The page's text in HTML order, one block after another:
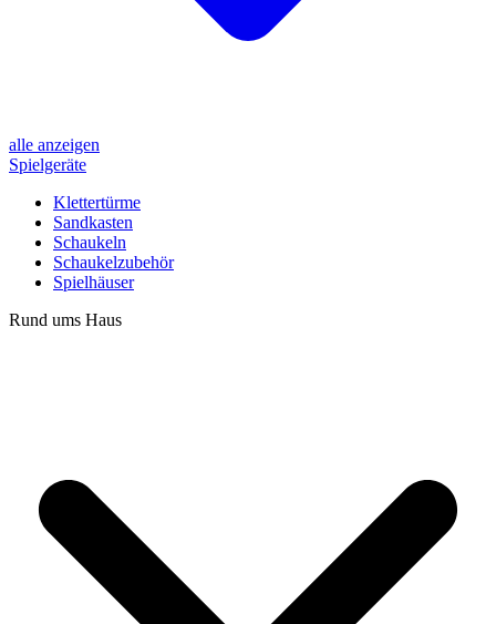
alle anzeigen
Spielgeräte
Klettertürme
Sandkasten
Schaukeln
Schaukelzubehör
Spielhäuser
Rund ums Haus